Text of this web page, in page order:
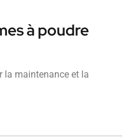
à poudre
la maintenance et la